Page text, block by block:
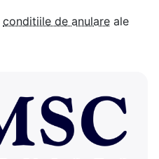
conditiile de anulare ale